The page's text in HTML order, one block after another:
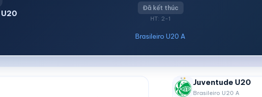
Đã kết thúc
HT: 2-1
Brasileiro U20 A
Juventude U20
Brasileiro U20 A